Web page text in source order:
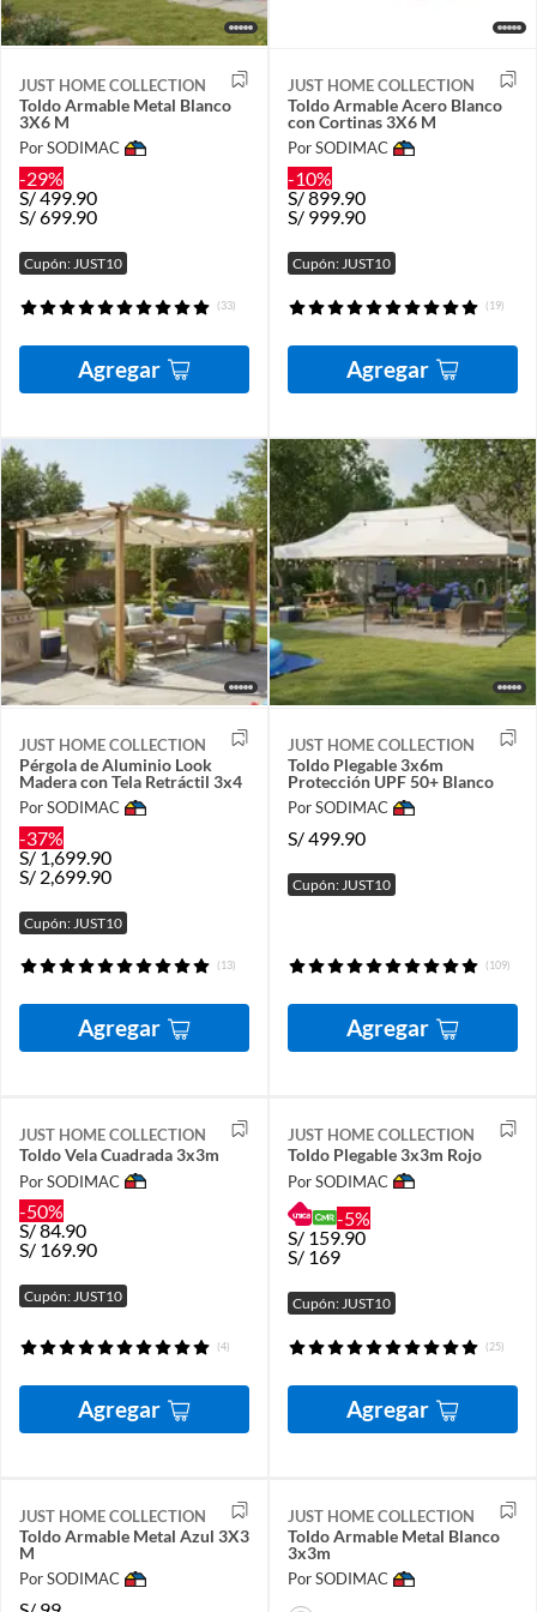
JUST HOME COLLECTION
Toldo Armable Metal Blanco
3X6 M
Por SODIMAC
-29%
S/499.90
S/699.90
Cupón: JUST10
(33)
Agregar
JUST HOME COLLECTION
Toldo Armable Acero Blanco
con Cortinas 3X6 M
Por SODIMAC
-10%
S/899.90
S/ 999.90
Cupón: JUST10
(19)
Agregar
JUST HOME COLLECTION
Pérgola de Aluminio Look
Madera con Tela Retráctil 3x4
Por SODIMAC
-37%
S/1,699.90
S/ 2,699.90
Cupón: JUST10
(13)
Agregar
JUST HOME COLLECTION
Toldo Plegable 3x6m
Protección UPF 50+ Blanco
Por SODIMAC
S/499.90
Cupón: JUST10
(109)
Agregar
JUST HOME COLLECTION
Toldo Vela Cuadrada 3x3m
Por SODIMAC
-50%
S/84.90
S/ 169.90
Cupón: JUST10
(4)
Agregar
JUST HOME COLLECTION
Toldo Plegable 3x3m Rojo
Por SODIMAC
-5%
S/ 159.90
S/ 169
Cupón: JUST10
(25)
Agregar
JUST HOME COLLECTION
Toldo Armable Metal Azul 3X3
M
Por SODIMAC
JUST HOME COLLECTION
Toldo Armable Metal Blanco
3x3m
Por SODIMAC